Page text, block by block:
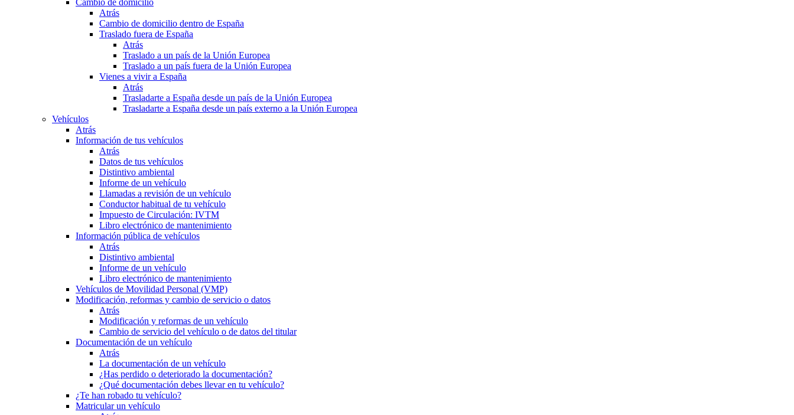
Cambio de domicilio
Atrás
Cambio de domicilio dentro de España
Traslado fuera de España
Atrás
Traslado a un país de la Unión Europea
Traslado a un país fuera de la Unión Europea
Vienes a vivir a España
Atrás
Trasladarte a España desde un país de la Unión Europea
Trasladarte a España desde un país externo a la Unión Europea
Vehículos
Atrás
Información de tus vehículos
Atrás
Datos de tus vehículos
Distintivo ambiental
Informe de un vehículo
Llamadas a revisión de un vehículo
Conductor habitual de tu vehículo
Impuesto de Circulación: IVTM
Libro electrónico de mantenimiento
Información pública de vehículos
Atrás
Distintivo ambiental
Informe de un vehículo
Libro electrónico de mantenimiento
Vehículos de Movilidad Personal (VMP)
Modificación, reformas y cambio de servicio o datos
Atrás
Modificación y reformas de un vehículo
Cambio de servicio del vehículo o de datos del titular
Documentación de un vehículo
Atrás
La documentación de un vehículo
¿Has perdido o deteriorado la documentación?
¿Qué documentación debes llevar en tu vehículo?
¿Te han robado tu vehículo?
Matricular un vehículo